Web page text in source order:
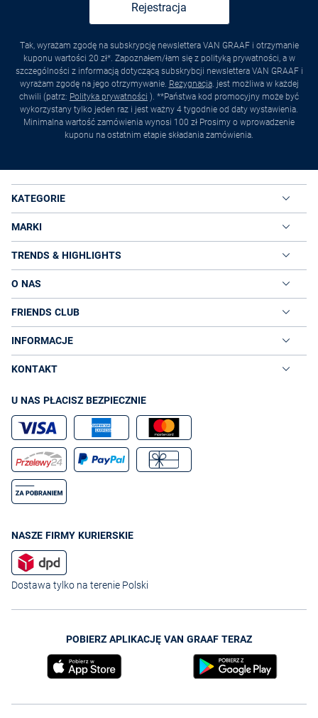
Rejestracja
Tak, wyrażam zgodę na subskrypcję newslettera VAN GRAAF i otrzymanie
kuponu wartości 20 zł*. Zapoznałem/łam się z polityką prywatności, a w
szczególności z informacją dotyczącą subskrybcji newslettera VAN GRAAF i
wyrażam zgodę na jego otrzymywanie. Rezygnacja. jest możliwa w każdej
chwili (patrz: Polityka prywatności ). **Państwa kod promocyjny może być
wykorzystany tylko jeden raz i jest ważny 4 tygodnie od daty wystawienia.
Minimalna wartość zamówienia wynosi 100 zł Prosimy o wprowadzenie
kuponu na ostatnim etapie składania zamówienia.
KATEGORIE
MARKI
TRENDS & HIGHLIGHTS
O NAS
FRIENDS CLUB
INFORMACJE
KONTAKT
U NAS PŁACISZ BEZPIECZNIE
NASZE FIRMY KURIERSKIE
Dostawa tylko na terenie Polski
POBIERZ APLIKACJĘ VAN GRAAF TERAZ